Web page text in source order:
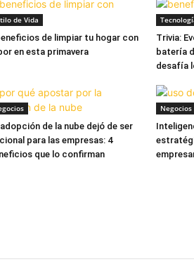
de Vida
de limpiar tu hogar con
en esta primavera
Trivia:
batería
desafía
de la nube dejó de ser
para las empresas: 4
que lo confirman
Negocios